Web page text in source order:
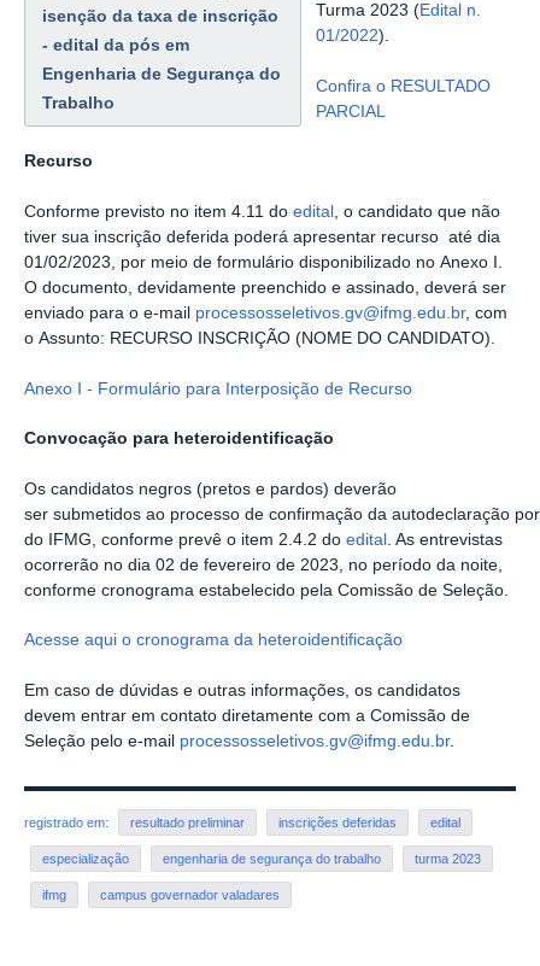
isenção da taxa de inscrição
- edital da pós em
Engenharia de Segurança do
Trabalho
Turma 2023 (Edital n.
01/2022).
Confira o RESULTADO
PARCIAL
Recurso
Conforme previsto no item 4.11 do edital , o candidato que não
tiver sua inscrição deferida poderá apresentar recurso até dia
01/02/2023, por meio de formulário disponibilizado no Anexo I.
O documento, devidamente preenchido e assinado, deverá ser
enviado para o e-mail processosseletivos.gv@ifmg.edu.br, com
o Assunto: RECURSO INSCRIÇÃO (NOME DO CANDIDATO).
Anexo I - Formulário para Interposição de Recurso
Convocação para heteroidentificação
Os candidatos negros (pretos e pardos) deverão
ser submetidos ao processo de confirmação da autodeclaração por
do IFMG, conforme prevê o item 2.4.2 do edital . As entrevistas
ocorrerão no dia 02 de fevereiro de 2023, no período da noite,
conforme cronograma estabelecido pela Comissão de Seleção.
Acesse aqui o cronograma da heteroidentificação
Em caso de dúvidas e outras informações, os candidatos
devem entrar em contato diretamente com a Comissão de
Seleção pelo e-mail processosseletivos.gv@ifmg.edu.br.
registrado em: resultado preliminar inscrições deferidas edital
especialização engenharia de segurança do trabalho turma 2023
ifmg campus governador valadares